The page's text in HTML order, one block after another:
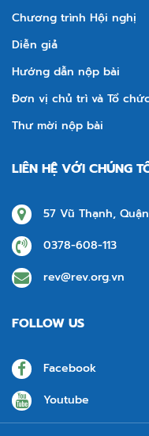
Chương trình Hội nghị
Diễn giả
Hướng dẫn nộp bài
Đơn vị chủ trì và Tổ
Thư mời nộp bài
LIÊN HỆ VỚI CHÚNG
57 Vũ Thạnh,
0378-608-113
rev@rev.org.vn
FOLLOW US
Facebook
Youtube